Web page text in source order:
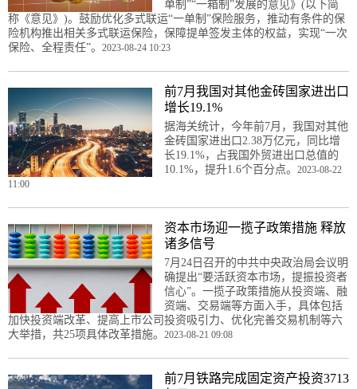
单制”“一箱制”发展的意见》(以下简
称《意见》)。鼓励优化多式联运“一单制”保险服务，推动有条件的保
险机构推出相关多式联运保险，保障提单签发主体的权益，实现“一次
保险、全程责任”。 2023-08-24 10:23
前7月我国对其他金砖国家进出口
增长19.1%
据海关统计，今年前7月，我国对其他
金砖国家进出口2.38万亿元，同比增
长19.1%，占我国外贸进出口总值的
10.1%，提升1.6个百分点。 2023-08-22
11:00
资本市场迎一揽子政策措施 释放
诸多信号
7月24日召开的中共中央政治局会议明
确提出“要活跃资本市场，提振投资者
信心”。一揽子政策措施从投资端、融
资端、交易端等方面入手，具体包括
加快投资端改革、提高上市公司投资吸引力、优化完善交易机制等六
大举措，共25项具体改革措施。 2023-08-21 09:08
前7月铁路完成固定资产投资3713